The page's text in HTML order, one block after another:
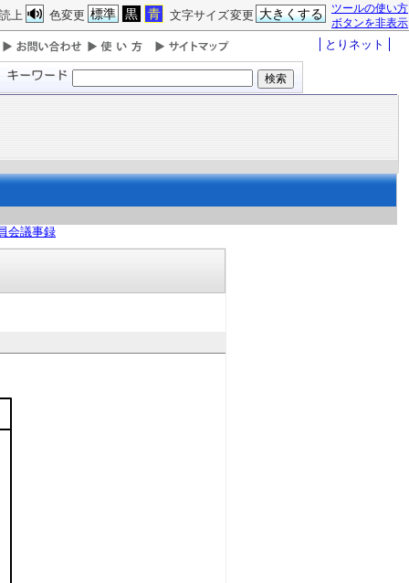
ツールの使い方
ボタンを非表示
文字サイズ変更 大きくする
色変更 標準 黒 青
上
とりネット
会議事録